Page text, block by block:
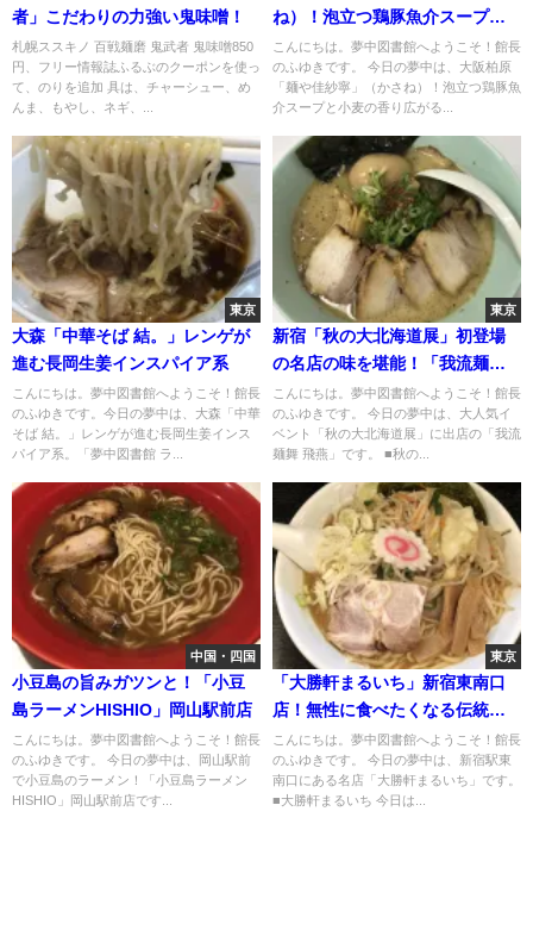
者」こだわりの力強い鬼味噌！
札幌ススキノ 百戦麺磨 鬼武者 鬼味噌850
円、フリー情報誌ふるぶのクーポンを使っ
て、のりを追加 具は、チャーシュー、め
んま、もやし、ネギ、...
ね）！泡立つ鶏豚魚介スープと
小麦の香り広がる太麺"特製つけ
麺"
こんにちは。夢中図書館へようこそ！館長
のふゆきです。 今日の夢中は、大阪柏原
「麺や佳紗寧」（かさね）！泡立つ鶏豚魚
介スープと小麦の香り広がる...
東京
大森「中華そば 結。」レンゲが
進む長岡生姜インスパイア系
こんにちは。夢中図書館へようこそ！館長
のふゆきです。今日の夢中は、大森「中華
そば 結。」レンゲが進む長岡生姜インス
パイア系。「夢中図書館 ラ...
東京
新宿「秋の大北海道展」初登場
の名店の味を堪能！「我流麺舞
飛燕」
こんにちは。夢中図書館へようこそ！館長
のふゆきです。 今日の夢中は、大人気イ
ベント「秋の大北海道展」に出店の「我流
麺舞 飛燕」です。 ■秋の...
中国・四国
小豆島の旨みガツンと！「小豆
島ラーメンHISHIO」岡山駅前店
こんにちは。夢中図書館へようこそ！館長
のふゆきです。 今日の夢中は、岡山駅前
で小豆島のラーメン！「小豆島ラーメン
HISHIO」岡山駅前店です...
東京
「大勝軒まるいち」新宿東南口
店！無性に食べたくなる伝統の
味
こんにちは。夢中図書館へようこそ！館長
のふゆきです。 今日の夢中は、新宿駅東
南口にある名店「大勝軒まるいち」です。
■大勝軒まるいち 今日は...